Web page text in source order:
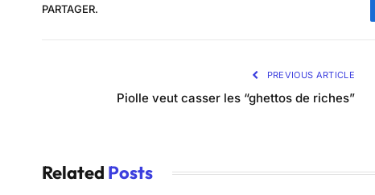
PARTAGER.
PREVIOUS ARTICLE
Piolle veut casser les “ghettos de riches”
Related Posts